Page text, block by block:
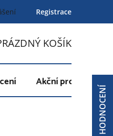
Registrace
KOŠÍK
Akční produkty
HODNOCENÍ